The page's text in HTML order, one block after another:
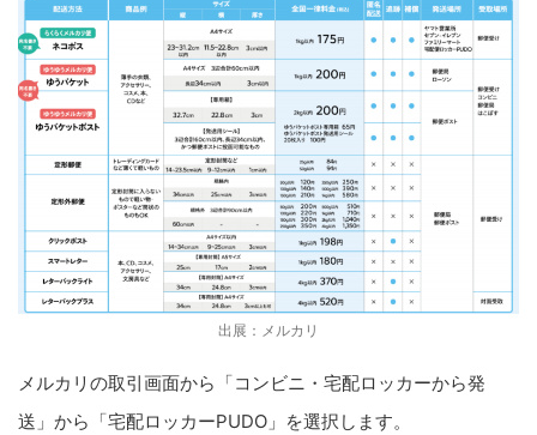
出展：メルカリ
メルカリの取引画面から「コンビニ・宅配ロッカーから発
送」から「宅配ロッカーPUDO」を選択します。